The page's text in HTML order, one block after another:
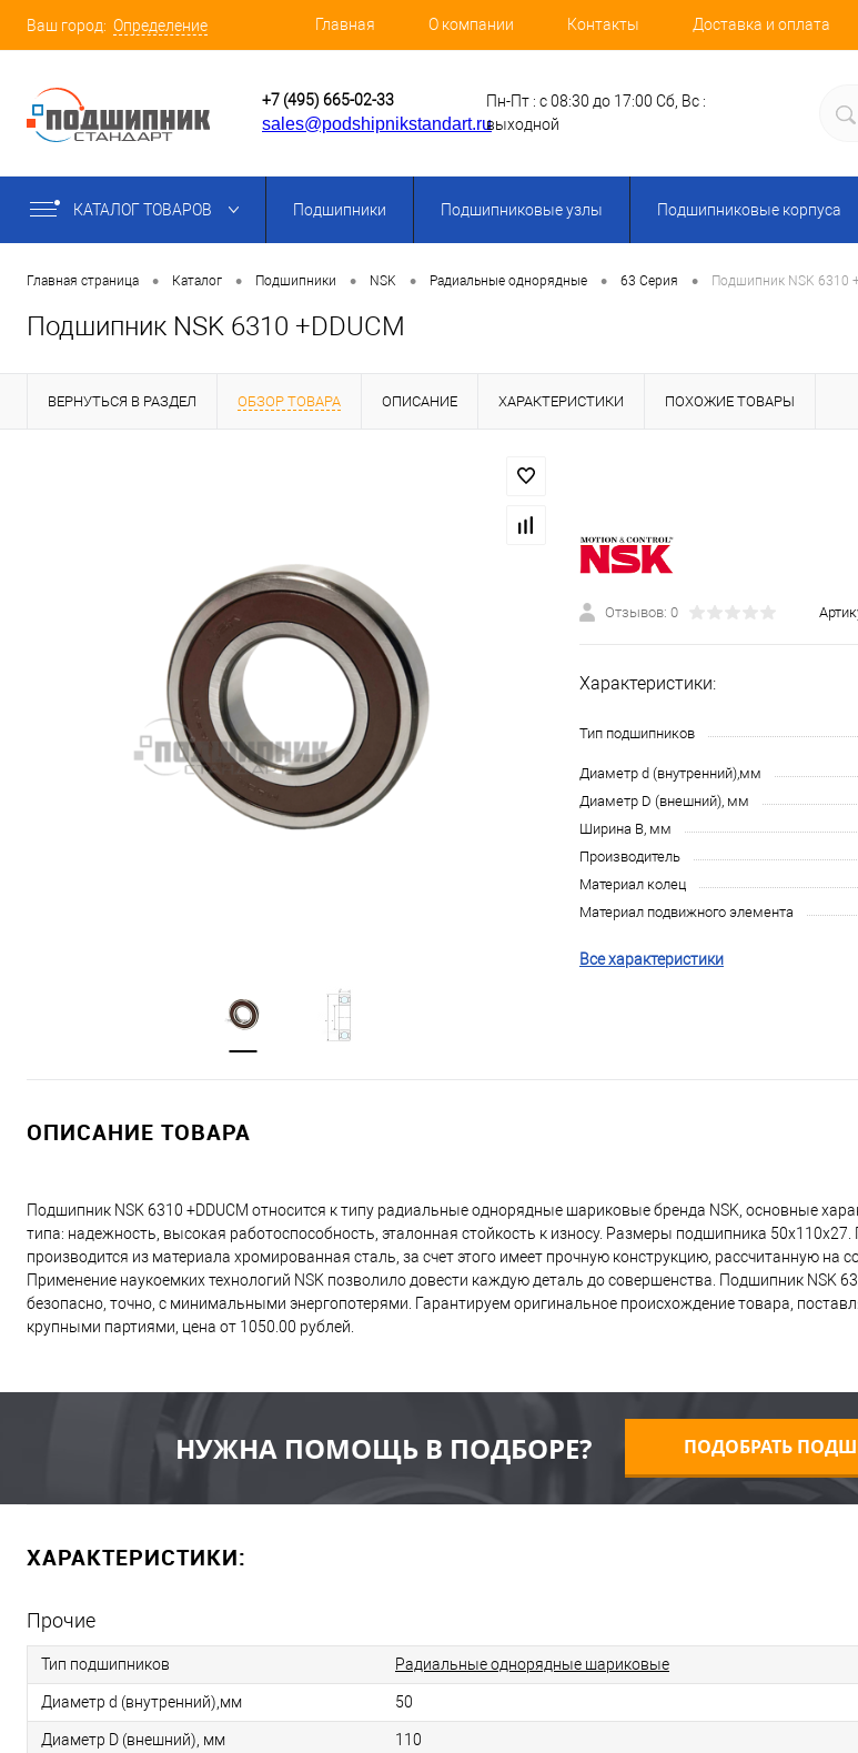
Ваш город: Определение Главная О компании Контакты Доставка и оплата
+7 (495) 665-02-33
sales@podshipnikstandart.ru
Пн-Пт : с 08:30 до 17:00 Сб, Вс :
выходной
КАТАЛОГ ТОВАРОВ Подшипники Подшипниковые узлы Подшипниковые корпуса
Главная страница • Каталог • Подшипники • NSK • Радиальные однорядные • 63 Серия • Подшипник NSK 6310
Подшипник NSK 6310 +DDUCM
ВЕРНУТЬСЯ В РАЗДЕЛ ОБЗОР ТОВАРА ОПИСАНИЕ ХАРАКТЕРИСТИКИ ПОХОЖИЕ ТОВАРЫ
Отзывов: 0
Характеристики:
Тип подшипников
Диаметр d (внутренний),мм
Диаметр D (внешний), мм
Ширина B, мм
Производитель
Материал колец
Материал подвижного элемента
Все характеристики
ОПИСАНИЕ ТОВАРА
Подшипник NSK 6310 +DDUCM относится к типу радиальные однорядные шариковые бренда NSK, основные
типа: надежность, высокая работоспособность, эталонная стойкость к износу. Размеры подшипника 50x110x27.
производится из материала хромированная сталь, за счет этого имеет прочную конструкцию, рассчитанную на
Применение наукоемких технологий NSK позволило довести каждую деталь до совершенства. Подшипник NSK
безопасно, точно, с минимальными энергопотерями. Гарантируем оригинальное происхождение товара,
крупными партиями, цена от 1050.00 рублей.
НУЖНА ПОМОЩЬ В ПОДБОРЕ? ПОДОБРАТЬ
ХАРАКТЕРИСТИКИ:
Прочие
Тип подшипников Радиальные однорядные шариковые
Диаметр d (внутренний),мм 50
Диаметр D (внешний), мм 110